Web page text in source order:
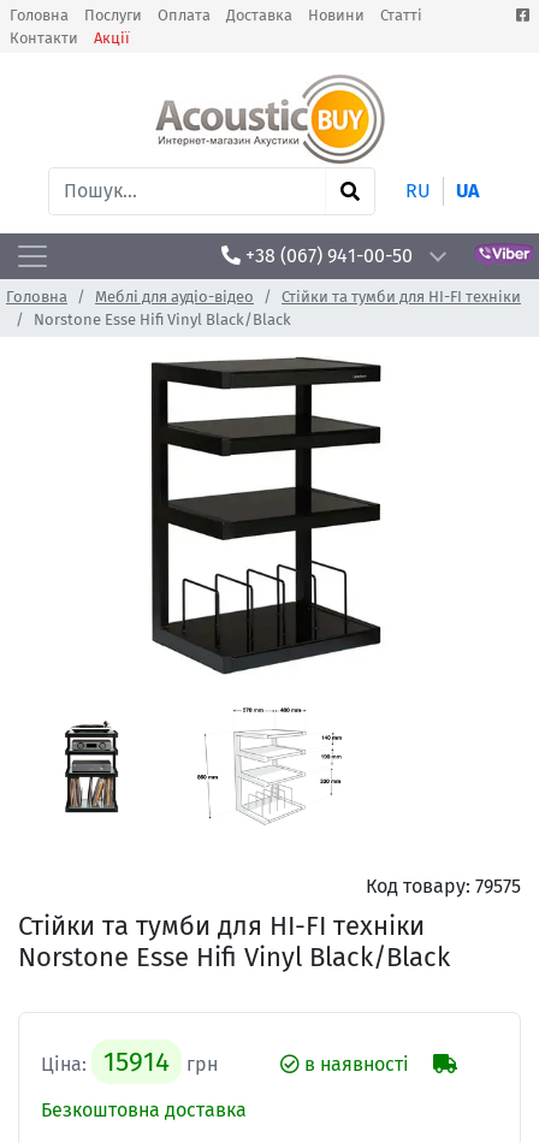
Головна Послуги Оплата Доставка Новини
Статті
Контакти
Акції
RU UA
+38 (067) 941-00-50
Головна Меблі для аудіо-відео
Стійки та тумби для HI-FI техніки
Norstone Esse Hifi Vinyl Black/Black
Код товару: 79575
Стійки та тумби для HI-FI техніки
Norstone Esse Hifi Vinyl Black/Black
Ціна: 15914 грн
в наявності
Безкоштовна доставка